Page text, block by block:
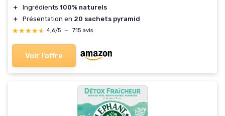
＋
Ingrédients 100% naturels
＋
Présentation en 20 sachets pyramid
★★★★★
★★★★★ 4,6/5 — 715 avis
Voir l'offre